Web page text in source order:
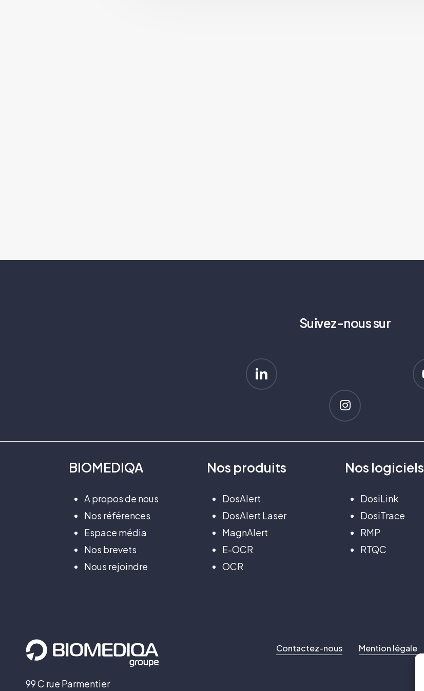
Suivez-nous sur
BIOMEDIQA
A propos de nous
Nos références
Espace média
Nos brevets
Nous rejoindre
Nos produits
DosAlert
DosAlert Laser
MagnAlert
E-OCR
OCR
Nos logiciels
DosiLink
DosiTrace
RMP
RTQC
99 C rue Parmentier
Contactez-nous Mention légale